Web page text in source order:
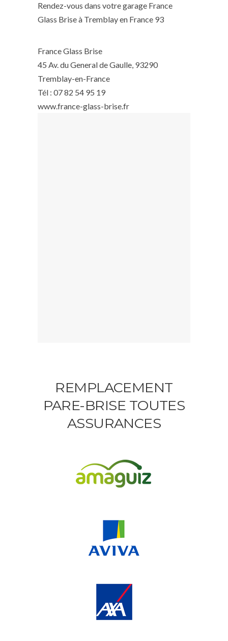
Rendez-vous dans votre garage France
Glass Brise à Tremblay en France 93
France Glass Brise
45 Av. du General de Gaulle, 93290
Tremblay-en-France
Tél : 07 82 54 95 19
www.france-glass-brise.fr
REMPLACEMENT
PARE-BRISE TOUTES
ASSURANCES